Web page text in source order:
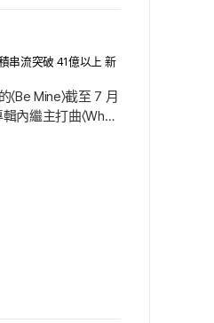
串流突破 41億以上 新
Be Mine〉截至 7 月
內繼主打曲〈Who〉